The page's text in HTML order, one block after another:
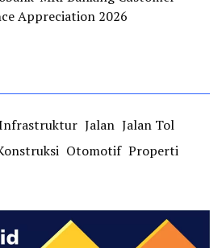
Appreciation 2026
Jalan Jalan Tol
Otomotif Properti